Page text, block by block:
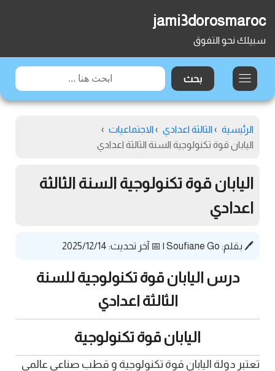
jami3dorosmaroc
سبيلك نحو التفوق
الرئيسية › الثالثة اعدادي › الاجتماعيات ›
اليابان قوة تكنولوجية السنة الثالثة اعدادي
اليابان قوة تكنولوجية السنة الثالثة
اعدادي
🖊️ بقلم: Soufiane Go
| 📅 آخر تحديث: 2025/12/14
درس اليابان قوة تكنولوجية للسنة
الثالثة اعدادي
اليابان قوة تكنولوجية
تعتبر دولة اليابان قوة تكنولوجية و قطب صناعي عالمي